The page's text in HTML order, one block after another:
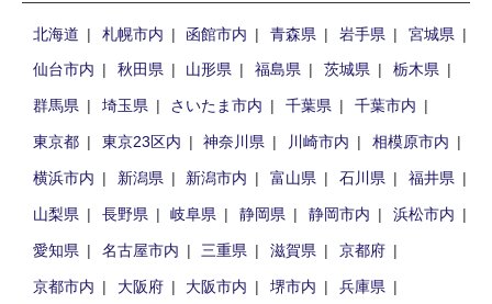
北海道 札幌市内 函館市内 青森県 岩手県
宮城県
仙台市内
秋田県 山形県 福島県 茨城県
栃木県
群馬県
埼玉県 さいたま市内 千葉県
千葉市内
東京都
東京23区内 神奈川県 川崎市内
相模原市内
横浜市内
新潟県 新潟市内 富山県 石川県
福井県
山梨県
長野県 岐阜県 静岡県 静岡市内
浜松市内
愛知県
名古屋市内 三重県 滋賀県
京都府
京都市内
大阪府 大阪市内 堺市内
兵庫県